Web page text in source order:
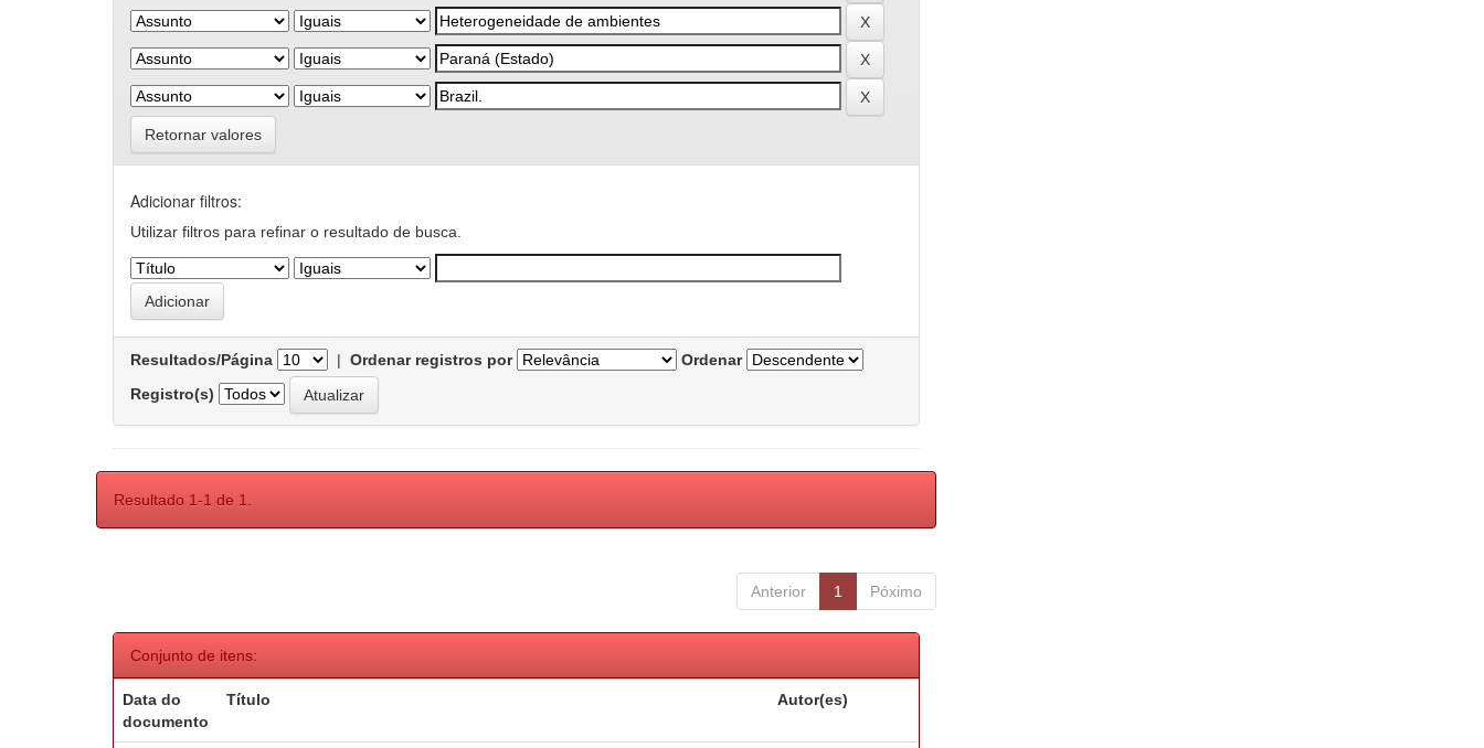
Retornar valores
Adicionar filtros:
Utilizar filtros para refinar o resultado de busca.
Resultados/Página | Ordenar registros por
Ordenar
Registro(s)
Resultado 1-1 de 1.
Anterior 1 Póximo
Conjunto de itens:
Data do
documento
Título Autor(es)